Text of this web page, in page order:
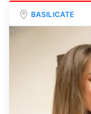
BASILICATE